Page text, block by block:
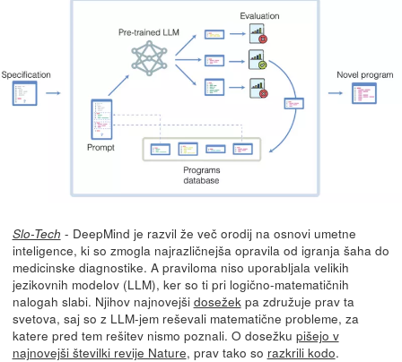
Slo-Tech - DeepMind je razvil že več orodij na osnovi umetne
inteligence, ki so zmogla najrazličnejša opravila od igranja šaha do
medicinske diagnostike. A praviloma niso uporabljala velikih
jezikovnih modelov (LLM), ker so ti pri logično-matematičnih
nalogah slabi. Njihov najnovejši dosežek pa združuje prav ta
svetova, saj so z LLM-jem reševali matematične probleme, za
katere pred tem rešitev nismo poznali. O dosežku pišejo v
najnovejši številki revije Nature, prav tako so razkrili kodo.